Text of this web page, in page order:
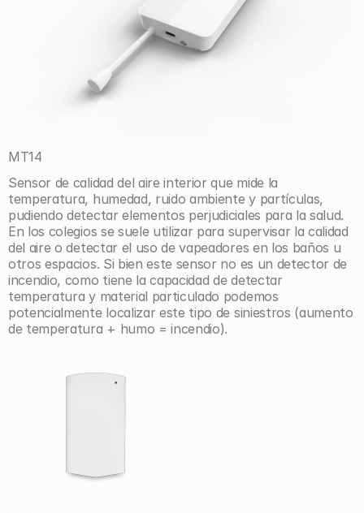
MT14
Sensor de calidad del aire interior que mide la
temperatura, humedad, ruido ambiente y partículas,
pudiendo detectar elementos perjudiciales para la salud.
En los colegios se suele utilizar para supervisar la calidad
del aire o detectar el uso de vapeadores en los baños u
otros espacios. Si bien este sensor no es un detector de
incendio, como tiene la capacidad de detectar
temperatura y material particulado podemos
potencialmente localizar este tipo de siniestros (aumento
de temperatura + humo = incendio).